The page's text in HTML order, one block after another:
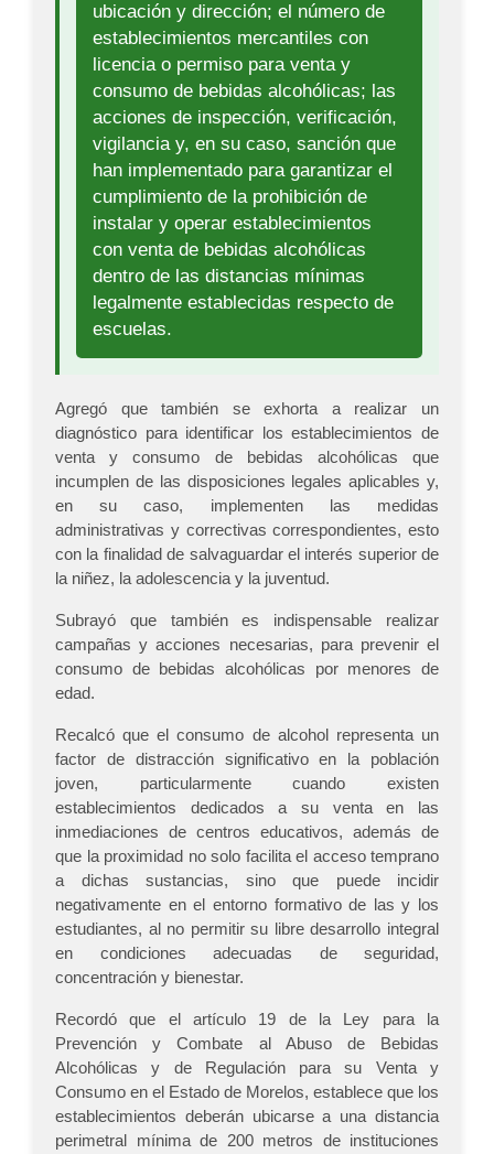
ubicación y dirección; el número de
establecimientos mercantiles con
licencia o permiso para venta y
consumo de bebidas alcohólicas; las
acciones de inspección, verificación,
vigilancia y, en su caso, sanción que
han implementado para garantizar el
cumplimiento de la prohibición de
instalar y operar establecimientos
con venta de bebidas alcohólicas
dentro de las distancias mínimas
legalmente establecidas respecto de
escuelas.
Agregó que también se exhorta a realizar un
diagnóstico para identificar los establecimientos de
venta y consumo de bebidas alcohólicas que
incumplen de las disposiciones legales aplicables y,
en su caso, implementen las medidas
administrativas y correctivas correspondientes, esto
con la finalidad de salvaguardar el interés superior de
la niñez, la adolescencia y la juventud.
Subrayó que también es indispensable realizar
campañas y acciones necesarias, para prevenir el
consumo de bebidas alcohólicas por menores de
edad.
Recalcó que el consumo de alcohol representa un
factor de distracción significativo en la población
joven, particularmente cuando existen
establecimientos dedicados a su venta en las
inmediaciones de centros educativos, además de
que la proximidad no solo facilita el acceso temprano
a dichas sustancias, sino que puede incidir
negativamente en el entorno formativo de las y los
estudiantes, al no permitir su libre desarrollo integral
en condiciones adecuadas de seguridad,
concentración y bienestar.
Recordó que el artículo 19 de la Ley para la
Prevención y Combate al Abuso de Bebidas
Alcohólicas y de Regulación para su Venta y
Consumo en el Estado de Morelos, establece que los
establecimientos deberán ubicarse a una distancia
perimetral mínima de 200 metros de instituciones